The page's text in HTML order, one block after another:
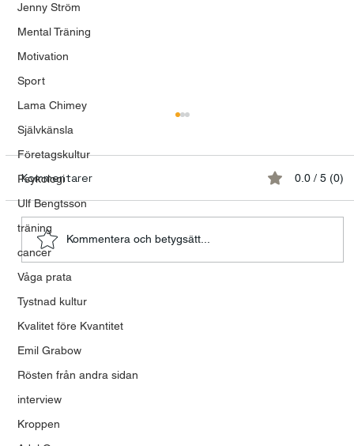
Jenny Ström
Mental Träning
Motivation
Sport
Lama Chimey
Självkänsla
Företagskultur
Psykologi
Ulf Bengtsson
träning
cancer
Våga prata
Tystnad kultur
Kvalitet före Kvantitet
Emil Grabow
Rösten från andra sidan
interview
Kroppen
Modet att våga vara mänsklig
Kommentarer 0.0 / 5 (0)
Kommentera och betygsätt...